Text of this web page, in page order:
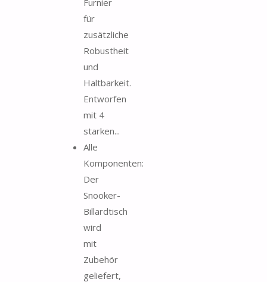
für
zusätzliche
Robustheit
und
Haltbarkeit.
Entworfen
mit 4
starken...
Alle
Komponenten:
Der
Snooker-
Billardtisch
wird
mit
Zubehör
geliefert,